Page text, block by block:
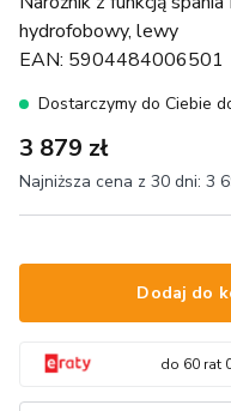
hydrofobowy, lewy
EAN: 5904484006501
Dostarczymy do Ciebie
3 879 zł
Najniższa cena z 30 dni: 3
Dodaj do
do 60 rat